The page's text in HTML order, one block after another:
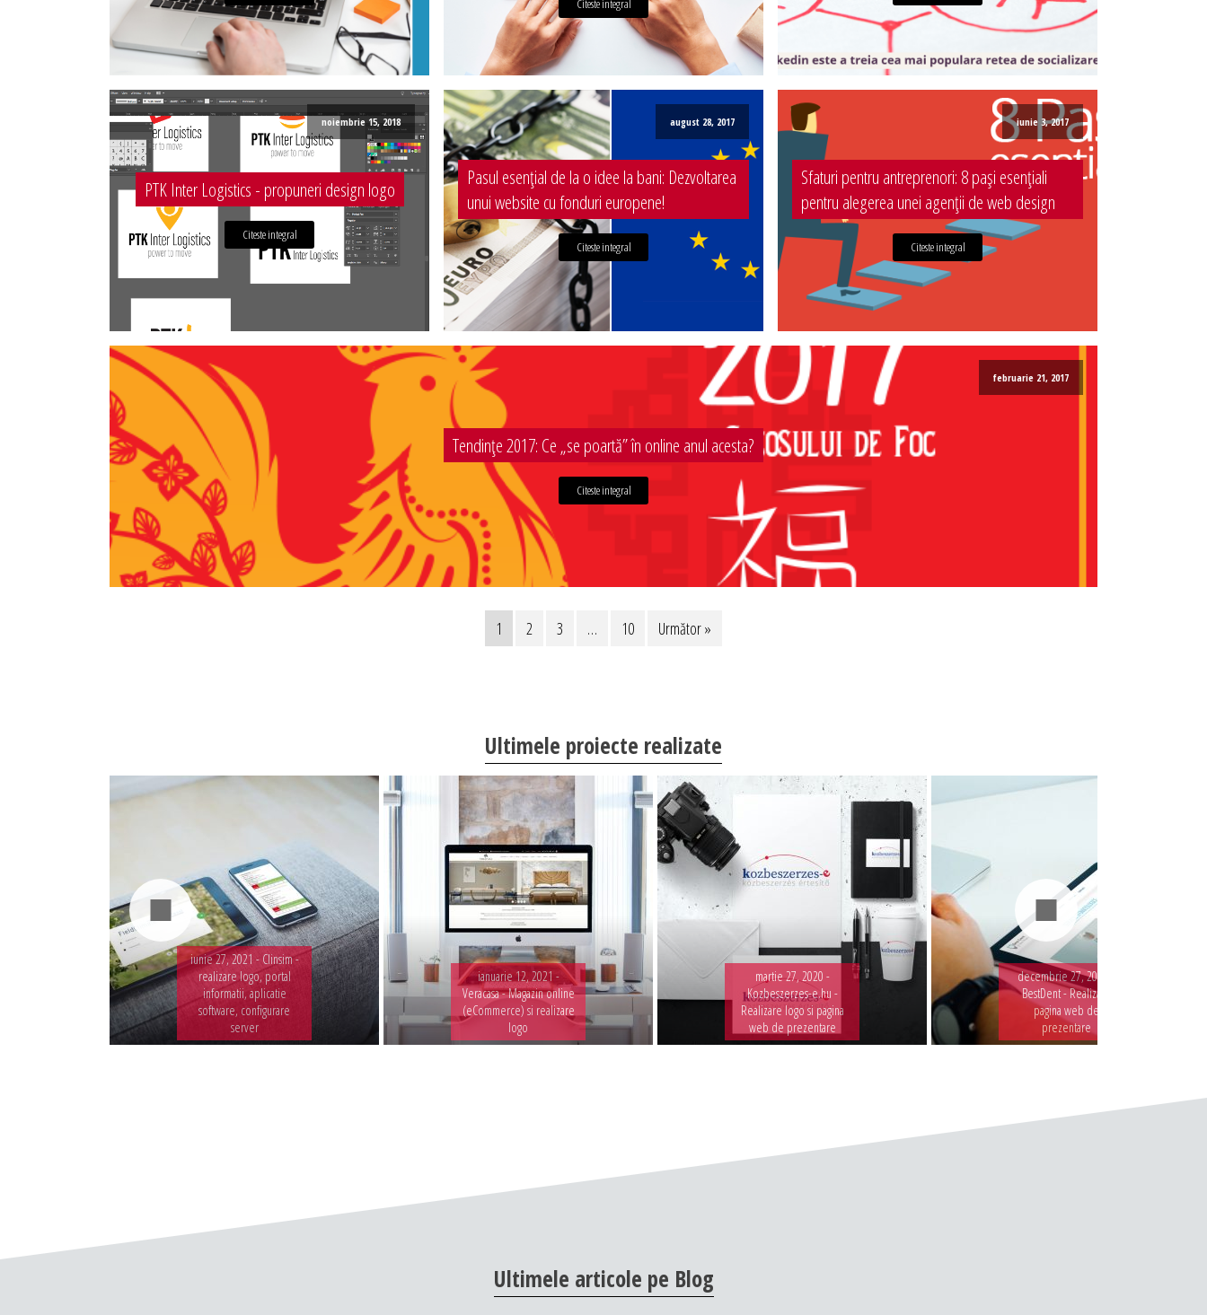
Citeste integral
noiembrie 15, 2018
PTK Inter Logistics - propuneri design logo
Citeste integral
august 28, 2017
Pasul esențial de la o idee la bani: Dezvoltarea
unui website cu fonduri europene!
Citeste integral
iunie 3, 2017
Sfaturi pentru antreprenori: 8 pași esențiali
pentru alegerea unei agenții de web design
Citeste integral
februarie 21, 2017
Tendințe 2017: Ce „se poartă” în online anul acesta?
Citeste integral
1 2 3 … 10 Următor »
Ultimele proiecte realizate
iunie 27, 2021 - Clinsim -
realizare logo, portal
informatii, aplicatie
software, configurare
server
ianuarie 12, 2021 -
Veracasa - Magazin online
(eCommerce) si realizare
logo
martie 27, 2020 -
Kozbeszerzes-e.hu -
Realizare logo si pagina
web de prezentare
decembrie 27, 2019 -
BestDent - Realizare
pagina web de
prezentare
Ultimele articole pe Blog